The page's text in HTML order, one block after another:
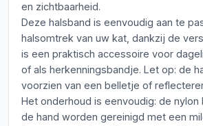
en zichtbaarheid.
Deze halsband is eenvoudig aan te
halsomtrek van uw kat, dankzij de
is een praktisch accessoire voor
of als herkenningsbandje. Let op: de
voorzien van een belletje of
Het onderhoud is eenvoudig: de nylon
de hand worden gereinigd met een